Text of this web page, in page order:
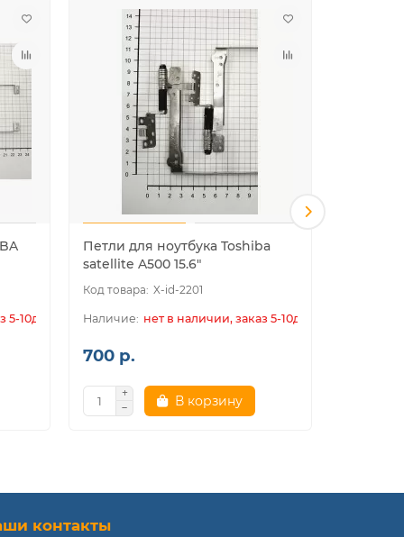
5-10дн.
Петли для ноутбука Toshiba
satellite A500 15.6"
X-id-2201
нет в наличии, заказ 5-10дн.
700 р.
В корзину
контакты